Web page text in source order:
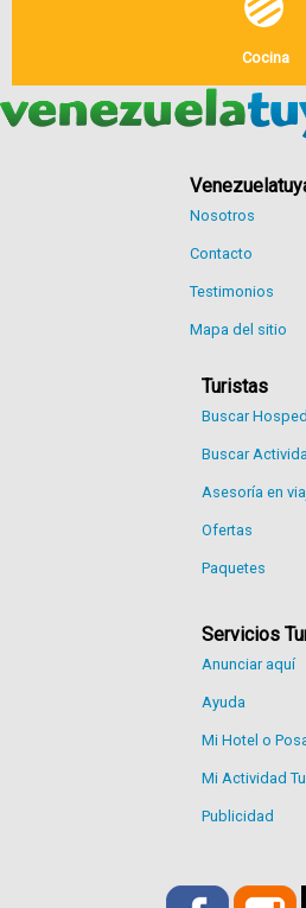
Cocina
Nosotros
Contacto
Testimonios
Mapa del sitio
Turistas
Buscar
Buscar
Asesoría en
Ofertas
Paquetes
Servicios
Anunciar aquí
Ayuda
Mi Hotel o
Mi Actividad
Publicidad